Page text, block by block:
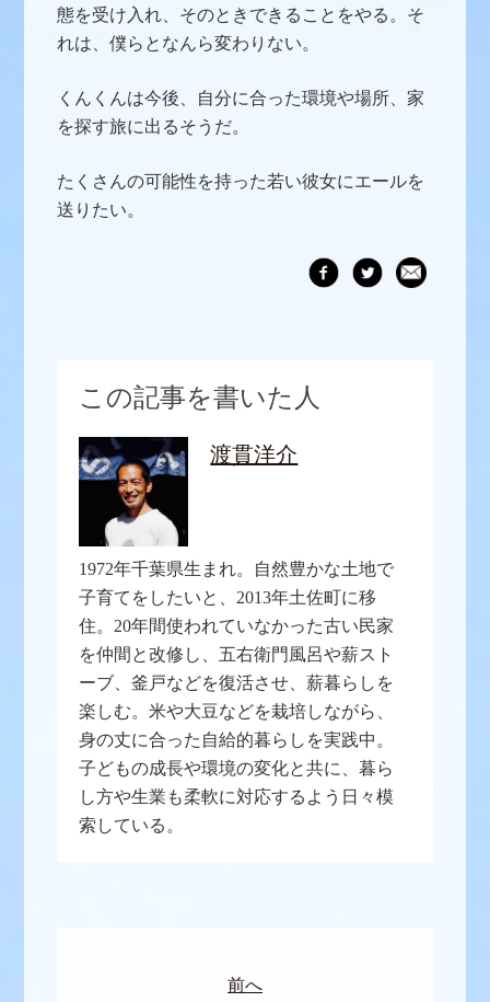
態を受け入れ、そのときできることをやる。そ
れは、僕らとなんら変わりない。
くんくんは今後、自分に合った環境や場所、家
を探す旅に出るそうだ。
たくさんの可能性を持った若い彼女にエールを
送りたい。
この記事を書いた人
渡貫洋介
1972年千葉県生まれ。自然豊かな土地で
子育てをしたいと、2013年土佐町に移
住。20年間使われていなかった古い民家
を仲間と改修し、五右衛門風呂や薪スト
ーブ、釜戸などを復活させ、薪暮らしを
楽しむ。米や大豆などを栽培しながら、
身の丈に合った自給的暮らしを実践中。
子どもの成長や環境の変化と共に、暮ら
し方や生業も柔軟に対応するよう日々模
索している。
前へ